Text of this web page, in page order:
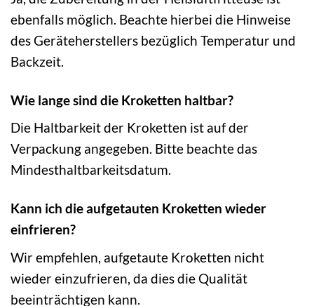
ebenfalls möglich. Beachte hierbei die Hinweise
des Geräteherstellers bezüglich Temperatur und
Backzeit.
Wie lange sind die Kroketten haltbar?
Die Haltbarkeit der Kroketten ist auf der
Verpackung angegeben. Bitte beachte das
Mindesthaltbarkeitsdatum.
Kann ich die aufgetauten Kroketten wieder
einfrieren?
Wir empfehlen, aufgetaute Kroketten nicht
wieder einzufrieren, da dies die Qualität
beeinträchtigen kann.